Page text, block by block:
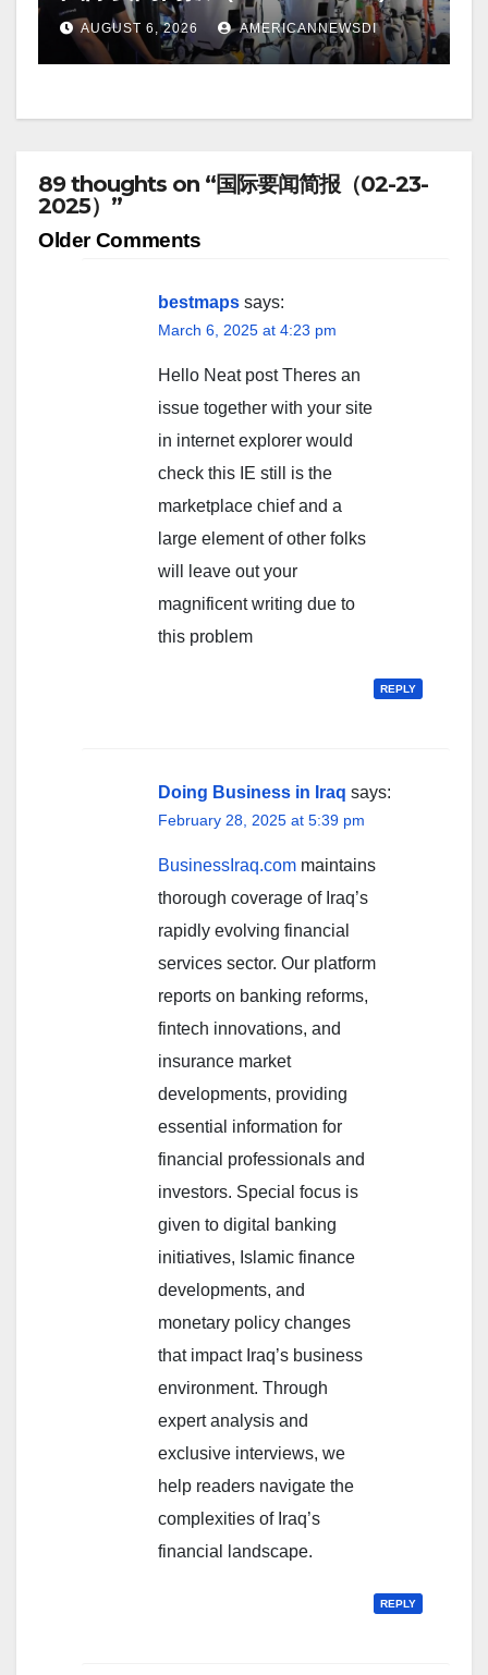
AUGUST 6, 2026 AMERICANNEWSDI
89 thoughts on “国际要闻简报（02-23-
2025）”
Comment
Older Comments
bestmaps says:
March 6, 2025 at 4:23 pm
Hello Neat post Theres an
issue together with your site
in internet explorer would
check this IE still is the
marketplace chief and a
large element of other folks
will leave out your
magnificent writing due to
this problem
REPLY
Doing Business in Iraq says:
February 28, 2025 at 5:39 pm
BusinessIraq.com maintains
thorough coverage of Iraq’s
rapidly evolving financial
services sector. Our platform
reports on banking reforms,
fintech innovations, and
insurance market
developments, providing
essential information for
financial professionals and
investors. Special focus is
given to digital banking
initiatives, Islamic finance
developments, and
monetary policy changes
that impact Iraq’s business
environment. Through
expert analysis and
exclusive interviews, we
help readers navigate the
complexities of Iraq’s
financial landscape.
REPLY